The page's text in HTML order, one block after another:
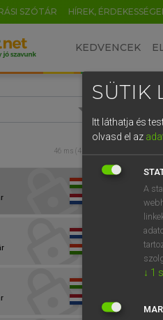
SZÓTÁR HÍREK,
KEDVENCEK
46 ms (4 db)
SÜTIK
Itt láthatja és
olvasd el az
A
↓ 1
EN HU
0